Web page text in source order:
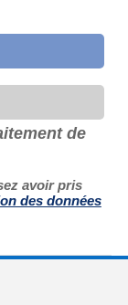
de
avoir pris
des données